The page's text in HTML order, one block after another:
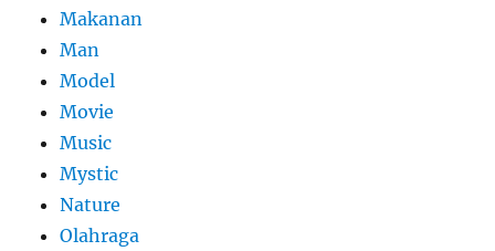
Makanan
Man
Model
Movie
Music
Mystic
Nature
Olahraga